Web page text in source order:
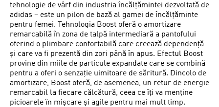
tehnologie de vârf din industria încălțămintei dezvoltată de
adidas – este un pilon de bază al gamei de încălțăminte
pentru femei. Tehnologia Boost oferă o amortizare
remarcabilă în zona de talpă intermediară a pantofului
oferind o plimbare confortabilă care creează dependență
și care va fi prezentă din zori până în apus. Efectul Boost
provine din miile de particule expandate care se combină
pentru a oferi o senzație uimitoare de săritură. Dincolo de
amortizare, Boost oferă, de asemenea, un retur de energie
remarcabil la fiecare călcătură, ceea ce îți va menține
picioarele în mișcare și agile pentru mai mult timp.